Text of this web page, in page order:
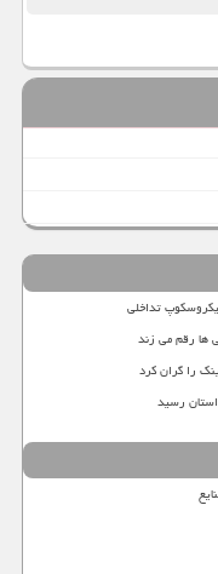
تداخلی
ها رقم می زند
را گران کرد